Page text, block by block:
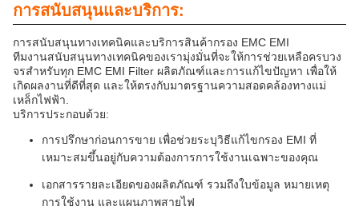
การสนับสนุนและบริการ:
การสนับสนุนทางเทคนิคและบริการสินค้ากรอง EMC EMI
ทีมงานสนับสนุนทางเทคนิคของเรามุ่งมั่นที่จะให้การช่วยเหลือครบวง
จรสําหรับทุก EMC EMI Filter ผลิตภัณฑ์และการแก้ไขปัญหา เพื่อให้
เกิดผลงานที่ดีที่สุด และให้ตรงกับมาตรฐานความสอดคล้องทางแม่
เหล็กไฟฟ้า.
บริการประกอบด้วย:
การปรึกษาก่อนการขาย เพื่อช่วยระบุวิธีแก้ไขกรอง EMI ที่
เหมาะสมขึ้นอยู่กับความต้องการการใช้งานเฉพาะของคุณ
เอกสารรายละเอียดของผลิตภัณฑ์ รวมถึงใบข้อมูล หมายเหตุ
การใช้งาน และแผนภาพสายไฟ